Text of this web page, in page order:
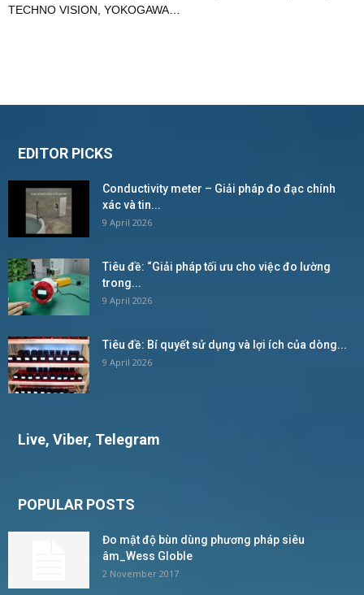
TECHNO VISION YOKOGAWA
EDITOR PICKS
Conductivity meter – Giải pháp đo đạc chính
xác và tin...
9 April 2026
Tiêu đề: “Giải pháp tối ưu cho việc đo lường
trong...
9 April 2026
Tiêu đề: Bí quyết sử dụng và lợi ích của dòng...
9 April 2026
Live, Viber, Telegram
POPULAR POSTS
Đo mật độ bùn dùng phương pháp siêu
âm_Wess Globle
2 November 2017